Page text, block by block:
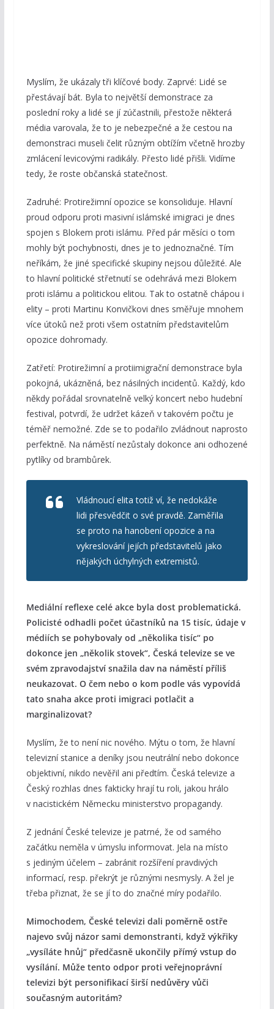
Myslím, že ukázaly tři klíčové body. Zaprvé: Lidé se
přestávají bát. Byla to největší demonstrace za
poslední roky a lidé se jí zúčastnili, přestože některá
média varovala, že to je nebezpečné a že cestou na
demonstraci museli čelit různým obtížím včetně hrozby
zmlácení levicovými radikály. Přesto lidé přišli. Vidíme
tedy, že roste občanská statečnost.
Zadruhé: Protirežimní opozice se konsoliduje. Hlavní
proud odporu proti masivní islámské imigraci je dnes
spojen s Blokem proti islámu. Před pár měsíci o tom
mohly být pochybnosti, dnes je to jednoznačné. Tím
neříkám, že jiné specifické skupiny nejsou důležité. Ale
to hlavní politické střetnutí se odehrává mezi Blokem
proti islámu a politickou elitou. Tak to ostatně chápou i
elity – proti Martinu Konvičkovi dnes směřuje mnohem
více útoků než proti všem ostatním představitelům
opozice dohromady.
Zatřetí: Protirežimní a protiimigrační demonstrace byla
pokojná, ukázněná, bez násilných incidentů. Každý, kdo
někdy pořádal srovnatelně velký koncert nebo hudební
festival, potvrdí, že udržet kázeň v takovém počtu je
téměř nemožné. Zde se to podařilo zvládnout naprosto
perfektně. Na náměstí nezůstaly dokonce ani odhozené
pytlíky od brambůrek.
Vládnoucí elita totiž ví, že nedokáže
lidi přesvědčit o své pravdě. Zaměřila
se proto na hanobení opozice a na
vykreslování jejích představitelů jako
nějakých úchylných extremistů.
Mediální reflexe celé akce byla dost problematická.
Policisté odhadli počet účastníků na 15 tisíc, údaje v
médiích se pohybovaly od „několika tisíc“ po
dokonce jen „několik stovek“, Česká televize se ve
svém zpravodajství snažila dav na náměstí příliš
neukazovat. O čem nebo o kom podle vás vypovídá
tato snaha akce proti imigraci potlačit a
marginalizovat?
Myslím, že to není nic nového. Mýtu o tom, že hlavní
televizní stanice a deníky jsou neutrální nebo dokonce
objektivní, nikdo nevěřil ani předtím. Česká televize a
Český rozhlas dnes fakticky hrají tu roli, jakou hrálo
v nacistickém Německu ministerstvo propagandy.
Z jednání České televize je patrné, že od samého
začátku neměla v úmyslu informovat. Jela na místo
s jediným účelem – zabránit rozšíření pravdivých
informací, resp. překrýt je různými nesmysly. A žel je
třeba přiznat, že se jí to do značné míry podařilo.
Mimochodem, České televizi dali poměrně ostře
najevo svůj názor sami demonstranti, když výkřiky
„vysíláte hnůj“ předčasně ukončily přímý vstup do
vysílání. Může tento odpor proti veřejnoprávní
televizi být personifikací širší nedůvěry vůči
současným autoritám?